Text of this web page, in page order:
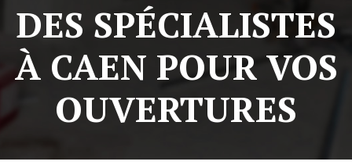
DES SPÉCIALISTES
À CAEN POUR VOS
OUVERTURES